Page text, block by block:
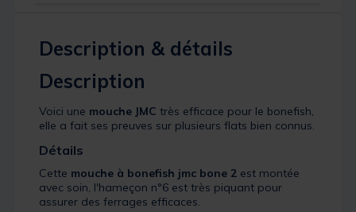
Description & détails
Description
Voici une mouche JMC très efficace pour le bonefish,
elle a fait ses preuves sur plusieurs flats bien connus.
Détails
Cette mouche à bonefish jmc bone 2 est montée
avec soin, l'hameçon n°6 est très piquant pour
assurer des ferrages efficaces.